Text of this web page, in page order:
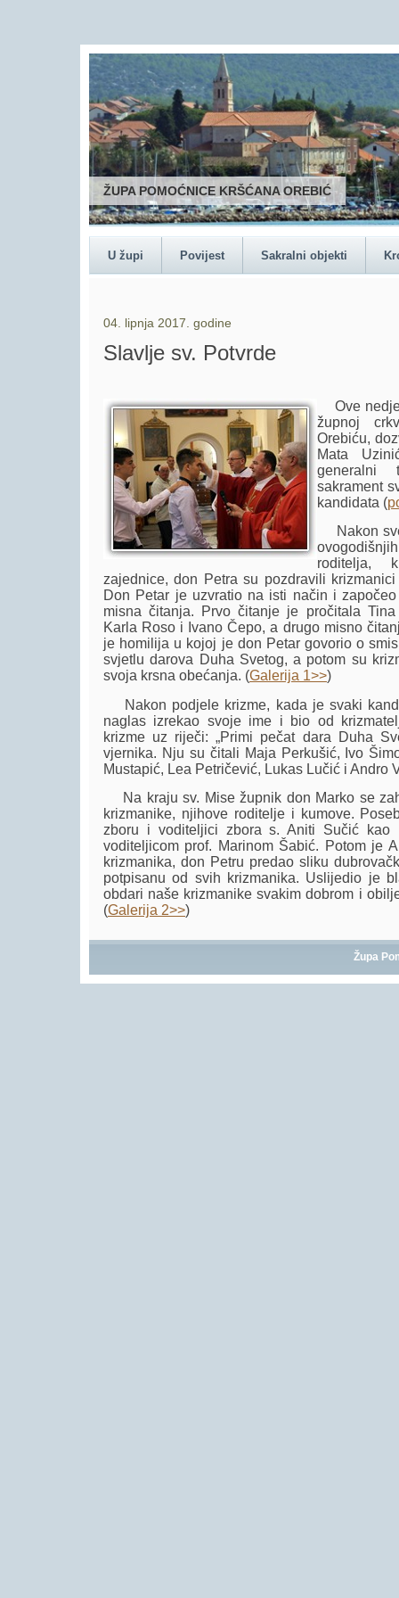
ŽUPA POMOĆNICE KRŠĆANA OREBIĆ
U župi Povijest Sakralni objekti
04. lipnja 2017. godine
Slavlje sv. Potvrde
Ove
župnoj
Orebiću,
Mata
sakrament
kandidata (
Nakon
roditelja,
zajednice, don Petra su pozdravili
Don Petar je uzvratio na isti način i
misna čitanja. Prvo čitanje je pročitala
Karla Roso i Ivano Čepo, a drugo misno
je homilija u kojoj je don Petar govorio o
svjetlu darova Duha Svetog, a potom su
svoja krsna obećanja. (Galerija 1>>)
Nakon podjele krizme, kada je svaki
naglas izrekao svoje ime i bio od
krizme uz riječi: „Primi pečat dara Duha
vjernika. Nju su čitali Maja Perkušić, Ivo
Mustapić, Lea Petričević, Lukas Lučić i Andro
Na kraju sv. Mise župnik don Marko se
krizmanike, njihove roditelje i kumove.
zboru i voditeljici zbora s. Aniti Sučić kao
voditeljicom prof. Marinom Šabić. Potom je
krizmanika, don Petru predao sliku
potpisanu od svih krizmanika. Uslijedio je
obdari naše krizmanike svakim dobrom i
(Galerija 2>>)
Župa